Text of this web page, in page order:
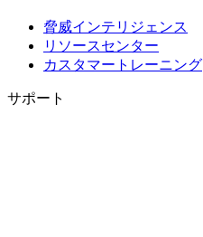
脅威インテリジェンス
リソースセンター
カスタマートレーニング
サポート